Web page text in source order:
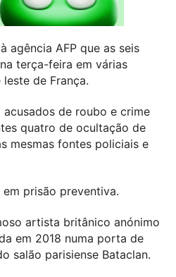
agência AFP que as seis
terça-feira em várias
de França.
de roubo e crime
quatro de ocultação de
mesmas fontes policiais e
prisão preventiva.
artista britânico anónimo
em 2018 numa porta de
salão parisiense Bataclan.